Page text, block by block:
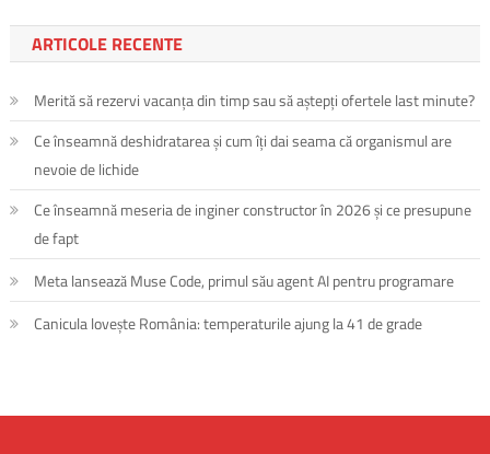
ARTICOLE RECENTE
Merită să rezervi vacanța din timp sau să aștepți ofertele last minute?
Ce înseamnă deshidratarea și cum îți dai seama că organismul are
nevoie de lichide
Ce înseamnă meseria de inginer constructor în 2026 și ce presupune
de fapt
Meta lansează Muse Code, primul său agent AI pentru programare
Canicula lovește România: temperaturile ajung la 41 de grade